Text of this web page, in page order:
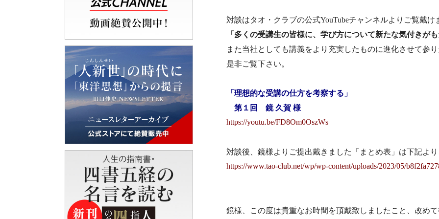
対談はタオ・クラブの公式YouTubeチャンネルよりご覧戴け
「多くの受講生の皆様に、学び方について新たな気付きが
また当社としても講義をより充実したものに進化させて参
是非ご覧下さい。
「理想的な受講の仕方を考察する」
第１回 鏡 久賀 様
https://youtu.be/FD8Om0OszWs
対談後、鏡様よりご提出戴きました「まとめ表」は下記よ
https://www.tao-club.net/wp/wp-content/uploads/2023/05/
鏡様、この度は貴重なお時間を頂戴致しましたこと、改め